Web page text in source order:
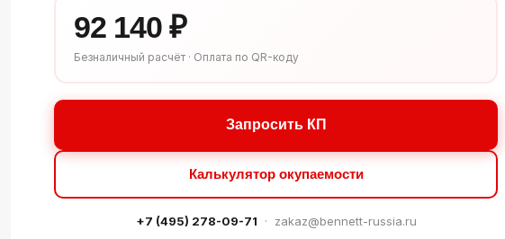
92 140 ₽
Безналичный расчёт · Оплата по QR-коду
Запросить КП
Калькулятор окупаемости
+7 (495) 278-09-71 · zakaz@bennett-russia.ru